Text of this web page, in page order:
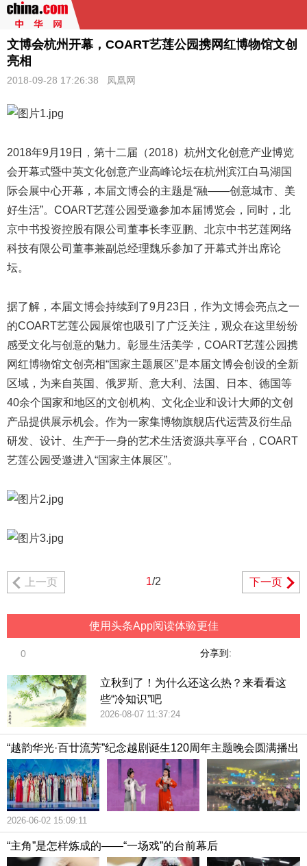
文博会杭州开幕，COART艺莲公园携网红博物馆文创
亮相
2018-09-28 17:26:38 凤凰网
2018年9月19日，第十二届（2018）杭州文化创意产业博览
会开幕式暨中英文化创意产业高峰论坛在杭州滨江白马湖国
际会展中心开幕，本届文博会的主题是“融——创意城市、美
好生活”。COART艺莲公园受邀参加本届博览会，同时，北
京中书投资控股有限公司董事长李亚鹏、北京中书艺莲网络
科技有限公司董事兼副总经理魏乐参加了开幕式并出席论
坛。
据了解，本届文博会持续到了9月23日，作为文博会亮点之一
的COART艺莲公园展馆也吸引了广泛关注，观众在这里纷纷
感受文化与创意的魅力。彰显生活美学，COART艺莲公园携
网红博物馆文创亮相“国家主题展区”是本届文博会创设的全新
区域，为来自英国、俄罗斯、意大利、法国、日本、德国等
40余个国家和地区的文创机构、文化企业和设计大师的文创
产品提供展示机会。作为一家集博物旗舰店代运营及衍生品
研发、设计、生产于一身的艺术生活资源共享平台，COART
艺莲公园受邀进入“国家主体展区”。
上一页 1/2 下一页
使用头条App阅读体验更佳
分享到:
0
立秋到了！为什么还这么热？来看看这
些“冷知识”吧
2026-08-07 11:37:24
“越韵华光·百廿流芳”纪念越剧诞生120周年主题晚会圆满播出
2026-06-02 15:09:11
“主角”是怎样炼成的——“一场戏”的台前幕后